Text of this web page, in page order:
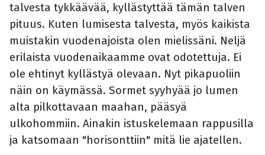
talvesta tykkäävää, kyllästyttää tämän talven
pituus. Kuten lumisesta talvesta, myös kaikista
muistakin vuodenajoista olen mielissäni. Neljä
erilaista vuodenaikaamme ovat odotettuja. Ei
ole ehtinyt kyllästyä olevaan. Nyt pikapuoliin
näin on käymässä. Sormet syyhyää jo lumen
alta pilkottavaan maahan, pääsyä
ulkohommiin. Ainakin istuskelemaan rappusilla
ja katsomaan "horisonttiin" mitä lie ajatellen.